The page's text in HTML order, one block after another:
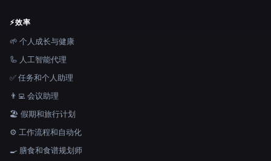
⚡效率
🌱 个人成长与健康
🦾 人工智能代理
✅ 任务和个人助理
👨‍💻 会议助理
🏖 假期和旅行计划
⚙️ 工作流程和自动化
🍳 膳食和食谱规划师